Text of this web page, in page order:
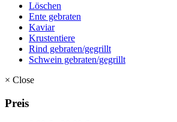
Löschen
Ente gebraten
Kaviar
Krustentiere
Rind gebraten/gegrillt
Schwein gebraten/gegrillt
× Close
Preis